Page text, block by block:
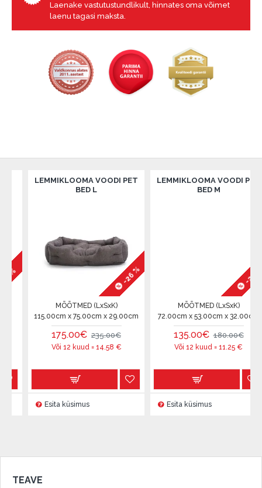
Laenake vastutustundlikult, hinnates oma võimet
laenu tagasi maksta.
LEMMIKLOOMA VOODI PET
BED L
-26 %
MÕÕTMED (LxSxK)
115.00cm x 75.00cm x 29.00cm
175.00€ 235.00€
Või 12 kuud =14.58€
Esita küsimus
LEMMIKLOOMA VOODI PET
BED M
-25 %
MÕÕTMED (LxSxK)
72.00cm x 53.00cm x 32.00cm
135.00€ 180.00€
Või 12 kuud =11.25€
Esita küsimus
TEAVE